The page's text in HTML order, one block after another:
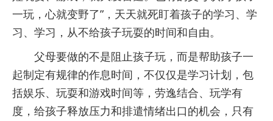
一玩，心就变野了”，天天就死盯着孩子的学习、学
习、学习，从不给孩子玩耍的时间和自由。
父母要做的不是阻止孩子玩，而是帮助孩子一
起制定有规律的作息时间，不仅仅是学习计划，包
括娱乐、玩耍和游戏时间等，劳逸结合、玩学有
度，给孩子释放压力和排遣情绪出口的机会，只有